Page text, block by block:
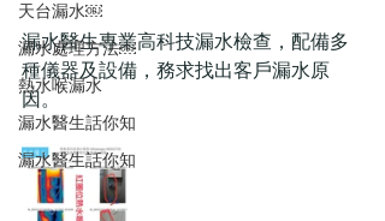
天台漏水￼
漏水處理方法￼
熱水喉漏水
漏水醫生話你知
漏水醫生話你知
漏水醫生專業高科技漏水檢查，配備多
種儀器及設備，務求找出客戶漏水原
因。